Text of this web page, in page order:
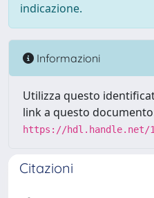
indicazione.
Informazioni
Utilizza questo
link a questo
https://hdl.handle.net/
Citazioni